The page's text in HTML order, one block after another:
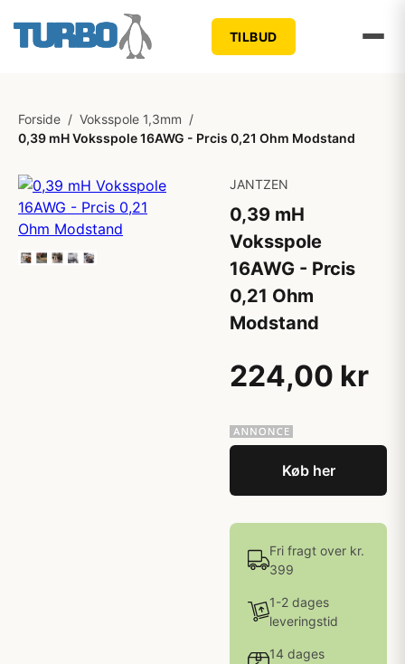
TILBUD
Forside / Voksspole 1,3mm /
0,39 mH Voksspole 16AWG - Prcis 0,21 Ohm Modstand
JANTZEN
0,39 mH
Voksspole
16AWG - Prcis
0,21 Ohm
Modstand
224,00 kr
Køb her
Fri fragt over kr.
399
1-2 dages
leveringstid
14 dages